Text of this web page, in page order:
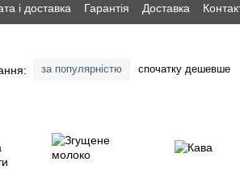
і доставка Гарантія Доставка
за популярністю спочатку дешевше